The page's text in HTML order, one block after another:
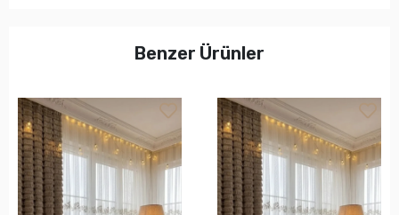
Benzer Ürünler